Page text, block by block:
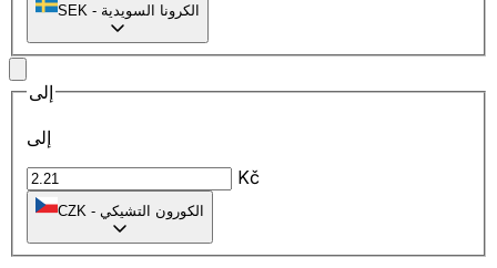
SEK - الكرونا السويدية
إلى
إلى
Kč
CZK - الكورون التشيكي